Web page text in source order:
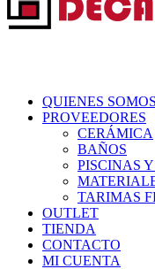
QUIENES SOMOS
PROVEEDORES
CERÁMICA
BAÑOS
PISCINAS
TARIMAS
OUTLET
TIENDA
CONTACTO
MI CUENTA